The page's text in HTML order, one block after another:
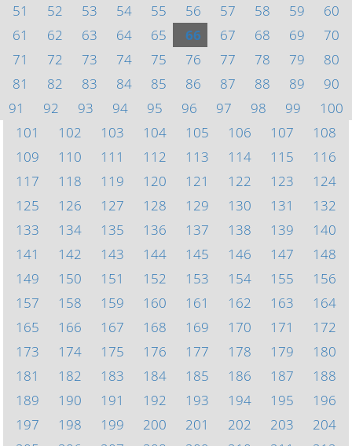
51
52 53 54 55 56 57 58 59
60
61
62 63 64 65 66 67 68 69
70
71
72 73 74 75 76 77 78 79
80
81
82 83 84 85 86 87 88 89
90
91
92 93 94 95 96 97 98 99
100
101
102 103 104 105 106 107
108
109
110 111 112 113 114 115
116
117
118 119 120 121 122 123
124
125
126 127 128 129 130 131
132
133
134 135 136 137 138 139
140
141
142 143 144 145 146 147
148
149
150 151 152 153 154 155
156
157
158 159 160 161 162 163
164
165
166 167 168 169 170 171
172
173
174 175 176 177 178 179
180
181
182 183 184 185 186 187
188
189
190 191 192 193 194 195
196
197
198 199 200 201 202 203
204